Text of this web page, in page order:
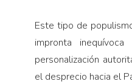
Este tipo de
impronta
personalización
el desprecio hacia el